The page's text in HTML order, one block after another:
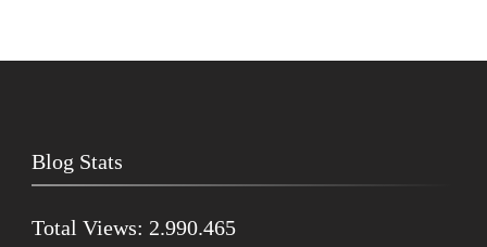
Blog Stats
Total Views: 2.990.465